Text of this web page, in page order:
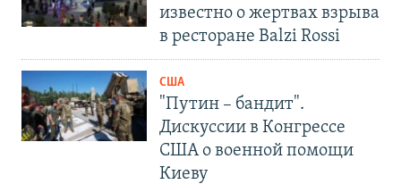
известно о жертвах взрыва
в ресторане Balzi Rossi
США
"Путин – бандит".
Дискуссии в Конгрессе
США о военной помощи
Киеву